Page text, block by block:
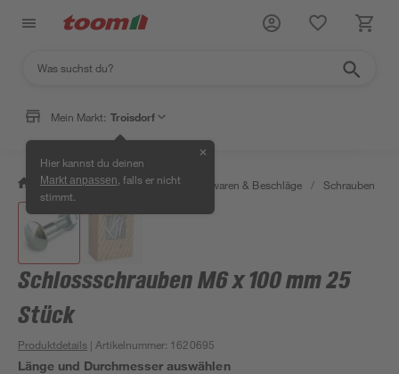
Mein Markt: Troisdorf
Hier kannst du deinen
Markt anpassen , falls er nicht
stimmt.
✕
/ Werkstatt & Maschinen / Eisenwaren & Beschläge / Schrauben
Schlossschrauben M6 x 100 mm 25
Stück
Produktdetails | Artikelnummer: 1620695
Länge und Durchmesser auswählen